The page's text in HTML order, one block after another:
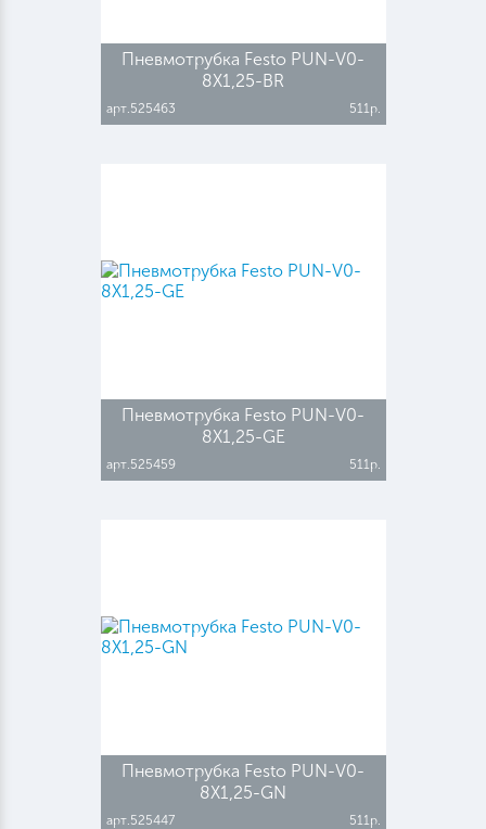
Пневмотрубка Festo PUN-V0-
8X1,25-BR
арт.525463 511р.
Пневмотрубка Festo PUN-V0-
8X1,25-GE
арт.525459 511р.
Пневмотрубка Festo PUN-V0-
8X1,25-GN
арт.525447 511р.